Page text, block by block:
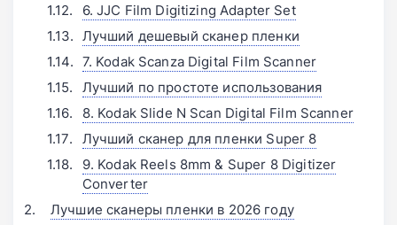
6. JJC Film Digitizing Adapter Set
Лучший дешевый сканер пленки
7. Kodak Scanza Digital Film Scanner
Лучший по простоте использования
8. Kodak Slide N Scan Digital Film Scanner
Лучший сканер для пленки Super 8
9. Kodak Reels 8mm & Super 8 Digitizer
Converter
Лучшие сканеры пленки в 2026 году